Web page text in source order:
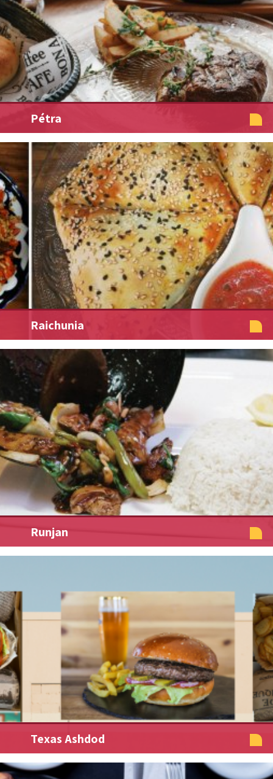
Pétra
Raichunia
Runjan
Texas Ashdod